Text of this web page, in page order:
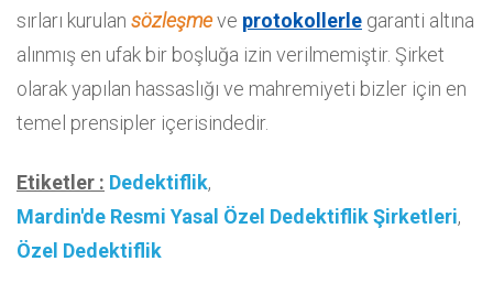
sırları kurulan sözleşmeve protokollerle garanti altına
alınmış en ufak bir boşluğa izin verilmemiştir. Şirket
olarak yapılan hassaslığı ve mahremiyeti bizler için en
temel prensipler içerisindedir.
Etiketler : Dedektiflik,
Mardin'de Resmi Yasal Özel Dedektiflik Şirketleri,
Özel Dedektiflik